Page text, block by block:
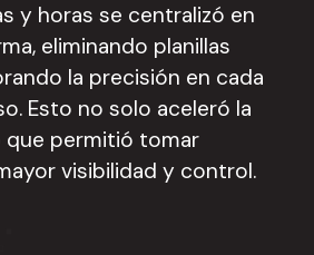
y horas se centralizó en
eliminando planillas
la precisión en cada
Esto no solo aceleró la
que permitió tomar
visibilidad y control.